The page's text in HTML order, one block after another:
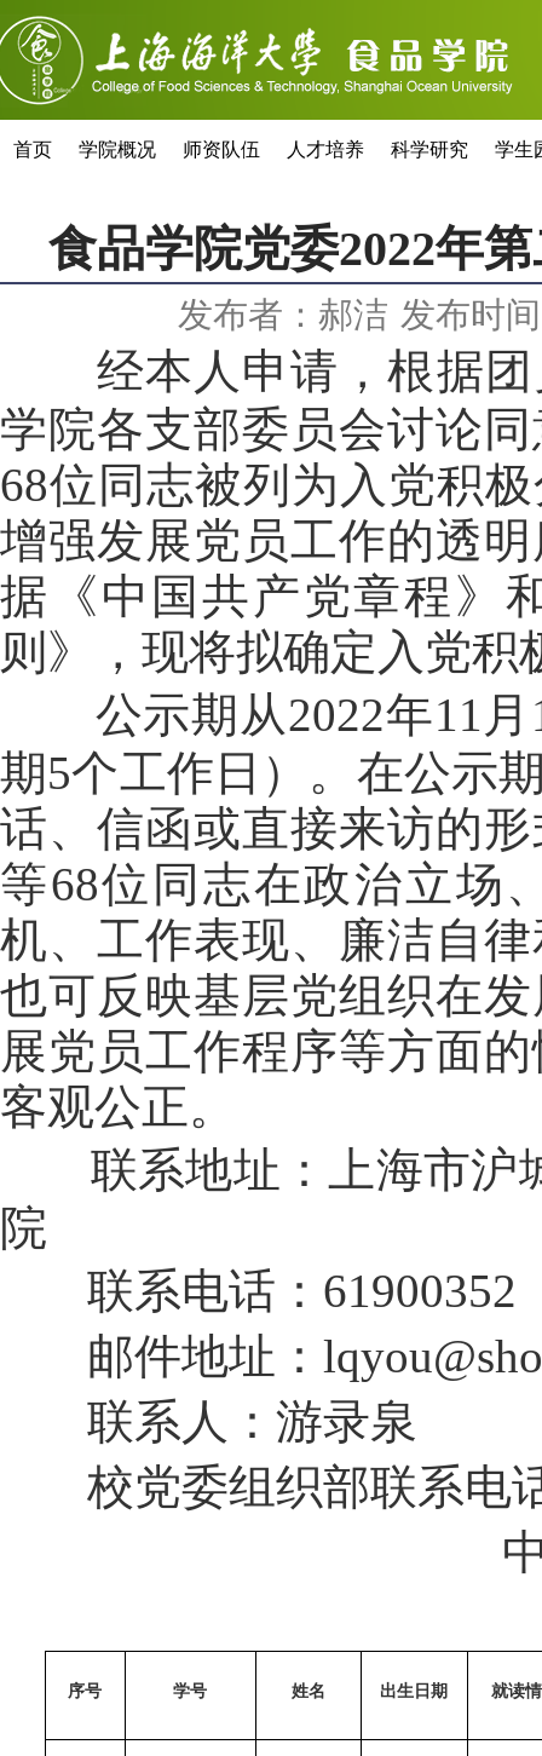
首页 学院概况 师资队伍 人才培养 科学研究 学生
食品学院党委2022年
发布者：郝洁 发布时
经本人申请，根据
学院各支部委员会讨论
68位同志被列为入党积
增强发展党员工作的透
据《中国共产党章程》
则》，现将拟确定入党
公示期从2022年11 月
期5个工作日）。在公示
话、信函或直接来访的
等68位同志在政治立场
机、工作表现、廉洁自
也可反映基层党组织在
展党员工作程序等方面
客观公正。
联系地址 ：上海市沪
院
联系电话： 61900352
邮件地址 ： lqyou
联系人 ：游录泉
校党委组织部联系电
序号 学号 姓名 出生日期 就读